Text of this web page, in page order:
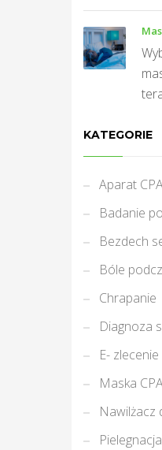
KATEGORIE
Aparat
Badanie
Bezdech
Bóle
Chrapanie
Diagnoza
E-
Maska
Nawilżacz